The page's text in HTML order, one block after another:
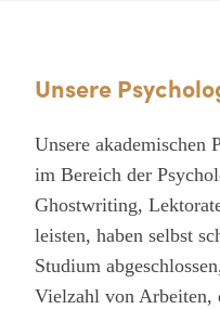
Unsere
Unsere akademischen
im Bereich der
Ghostwriting,
leisten, haben selbst
Studium
Vielzahl von Arbeiten,